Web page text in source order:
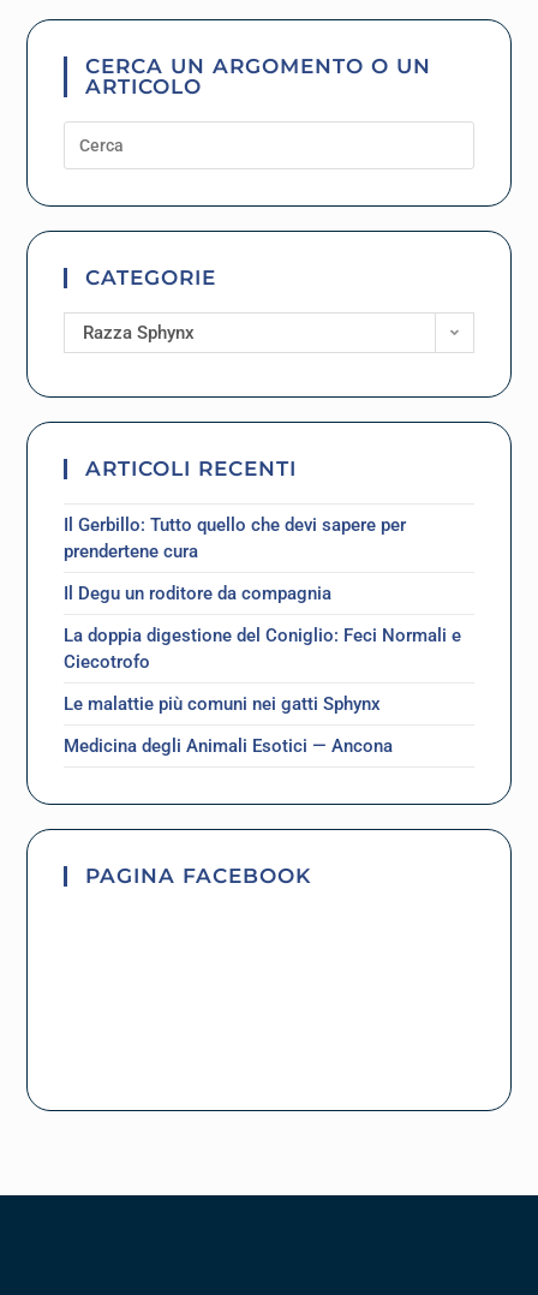
CERCA UN ARGOMENTO O UN
ARTICOLO
CATEGORIE
Razza Sphynx
ARTICOLI RECENTI
Il Gerbillo: Tutto quello che devi sapere per
prendertene cura
Il Degu un roditore da compagnia
La doppia digestione del Coniglio: Feci Normali e
Ciecotrofo
Le malattie più comuni nei gatti Sphynx
Medicina degli Animali Esotici — Ancona
PAGINA FACEBOOK